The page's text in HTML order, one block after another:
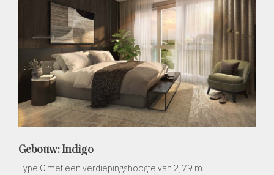
Gebouw: Indigo
Type C met een verdiepingshoogte van 2,79 m.